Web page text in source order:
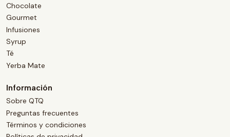
Chocolate
Gourmet
Infusiones
Syrup
Té
Yerba Mate
Información
Sobre QTQ
Preguntas frecuentes
Términos y condiciones